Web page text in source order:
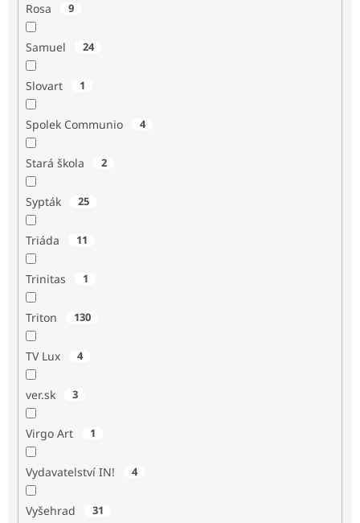
Rosa 9
Samuel 24
Slovart 1
Spolek Communio 4
Stará škola 2
Sypták 25
Triáda 11
Trinitas 1
Triton 130
TV Lux 4
ver.sk 3
Virgo Art 1
Vydavatelství IN! 4
Vyšehrad 31